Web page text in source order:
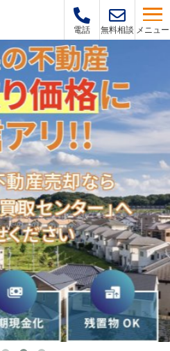
電話 無料相談 メニュー